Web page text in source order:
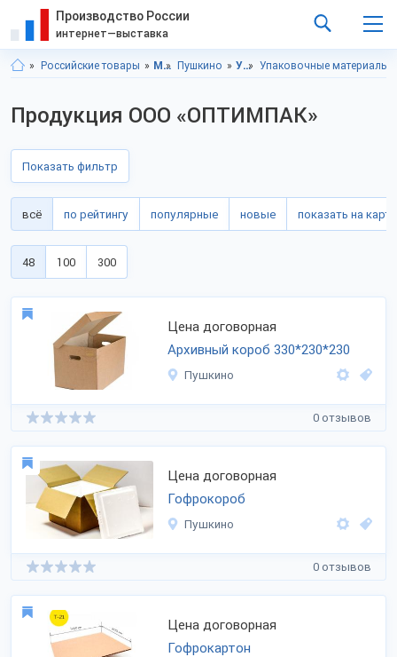
Производство России
интернет—выставка
Российские товары Московская область Пушкино Упаковка Упаковочные материалы
Продукция ООО «ОПТИМПАК»
Показать фильтр
всё по рейтингу популярные новые показать на карте
48 100 300
Цена договорная
Архивный короб 330*230*230
Пушкино
0 отзывов
Цена договорная
Гофрокороб
Пушкино
0 отзывов
Цена договорная
Гофрокартон